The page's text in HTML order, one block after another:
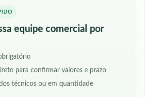
equipe comercial por
para confirmar valores e prazo
técnicos ou em quantidade